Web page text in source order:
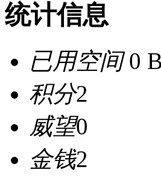
统计信息
已用空间0 B
积分2
威望0
金钱2